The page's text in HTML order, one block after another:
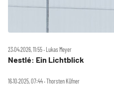
23.04.2026, 11:55 ‧ Lukas Meyer
Nestlé: Ein Lichtblick
16.10.2025, 07:44 ‧ Thorsten Küfner